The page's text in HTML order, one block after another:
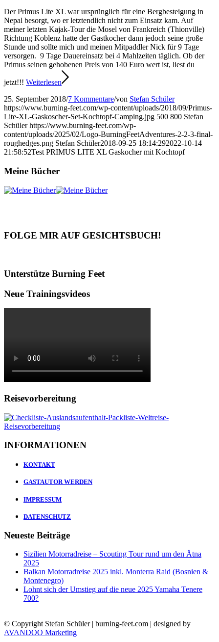
Der Primus Lite XL war ursprünglich für eine Bergbesteigung in
Nepal besorgt, wo er letztendlich nicht zum Einsatz kam. Auf
meiner letzten Kajak-Tour die Mosel von Frankreich (Thionville)
Richtung Koblenz hatte der Gastkocher dann jedoch seine große
Stunde und sollte mich und meinen Mitpaddler Nick für 9 Tage
versorgen. 9 Tage Dauereinsatz bei 4 Mahlzeiten täglich. Ob der
Primus seinen gehobenen Preis von 140 Euro wert ist, liest du
jetzt!!! Weiterlesen
25. September 2018/7 Kommentare/von Stefan Schüler
https://www.burning-feet.com/wp-content/uploads/2018/09/Primus-
Lite-XL-Gaskoscher-Set-Kochtopf-Camping.jpg 500 800 Stefan
Schüler https://www.burning-feet.com/wp-
content/uploads/2025/02/Logo-BurningFeetAdventures-2-2-3-final-
roughedges.png Stefan Schüler2018-09-25 18:14:292022-10-14
21:58:52Test PRIMUS LITE XL Gaskocher mit Kochtopf
Meine Bücher
FOLGE MIR AUF GESICHTSBUCH!
Unterstütze Burning Feet
Neue Trainingsvideos
Reisevorbereitung
INFORMATIONEN
KONTAKT
GASTAUTOR WERDEN
IMPRESSUM
DATENSCHUTZ
Neueste Beiträge
Sizilien Motorradreise – Scouting Tour rund um den Ätna
2025
Balkan Motorradreise 2025 inkl. Monterra Raid (Bosnien &
Montenegro)
Lohnt sich der Umstieg auf die neue 2025 Yamaha Tenere
700?
© Copyright Stefan Schüler | burning-feet.com | designed by
AVANDOO Marketing